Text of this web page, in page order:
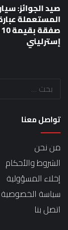
المستعملة
إسترليني
تواصل معنا
من نحن
الشروط والأحكام
إخلاء المسؤولية
سياسة الخصوصية
اتصل بنا